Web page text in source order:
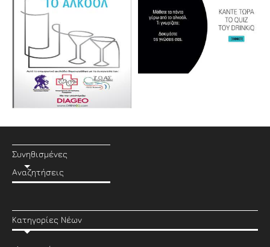
Συνηθισμένες
Αναζητήσεις
Κατηγορίες Νέων